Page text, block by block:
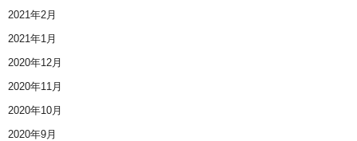
2021年2月
2021年1月
2020年12月
2020年11月
2020年10月
2020年9月